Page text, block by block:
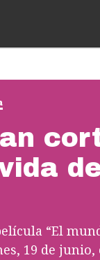
“El
19 de junio,